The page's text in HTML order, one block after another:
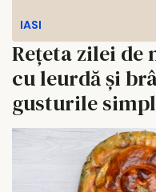
IASI
Rețeta zilei
cu leurdă și
gusturile